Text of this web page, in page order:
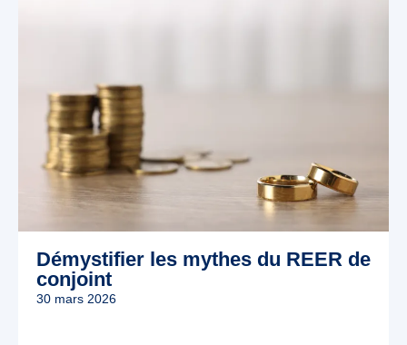
Démystifier les mythes du REER de
conjoint
30 mars 2026